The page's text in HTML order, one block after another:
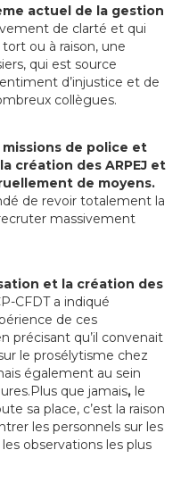
actuel de la gestion
de clarté et qui
ou à raison, une
qui est source
d’injustice et de
collègues.
de police et
création des ARPEJ et
de moyens.
de revoir totalement la
massivement
et la création des
CFDT a indiqué
de ces
précisant qu’il convenait
le prosélytisme chez
également au sein
que jamais, le
sa place, c’est la raison
les personnels sur les
observations les plus